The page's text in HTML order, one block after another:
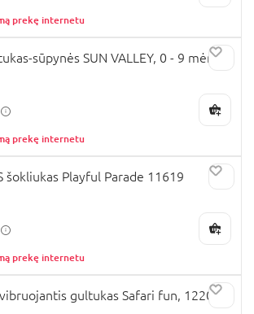
prekę internetu
sūpynės SUN VALLEY, 0 - 9 mėn.,
prekę internetu
šokliukas Playful Parade 11619
prekę internetu
vibruojantis gultukas Safari fun, 12204